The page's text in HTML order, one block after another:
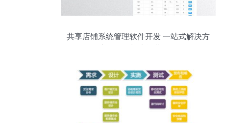
共享店铺系统管理软件开发 一站式解决方